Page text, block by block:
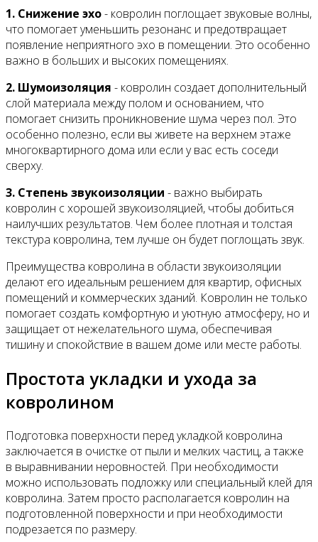
1. Снижение эхо- ковролин поглощает звуковые волны,
что помогает уменьшить резонанс и предотвращает
появление неприятного эхо в помещении. Это особенно
важно в больших и высоких помещениях.
2. Шумоизоляция - ковролин создает дополнительный
слой материала между полом и основанием, что
помогает снизить проникновение шума через пол. Это
особенно полезно, если вы живете на верхнем этаже
многоквартирного дома или если у вас есть соседи
сверху.
3. Степень звукоизоляции - важно выбирать
ковролин с хорошей звукоизоляцией, чтобы добиться
наилучших результатов. Чем более плотная и толстая
текстура ковролина, тем лучше он будет поглощать звук.
Преимущества ковролина в области звукоизоляции
делают его идеальным решением для квартир, офисных
помещений и коммерческих зданий. Ковролин не только
помогает создать комфортную и уютную атмосферу, но и
защищает от нежелательного шума, обеспечивая
тишину и спокойствие в вашем доме или месте работы.
Простота укладки и ухода за
ковролином
Подготовка поверхности перед укладкой ковролина
заключается в очистке от пыли и мелких частиц, а также
в выравнивании неровностей. При необходимости
можно использовать подложку или специальный клей для
ковролина. Затем просто располагается ковролин на
подготовленной поверхности и при необходимости
подрезается по размеру.